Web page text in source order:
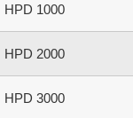
HPD 1000
HPD 2000
HPD 3000